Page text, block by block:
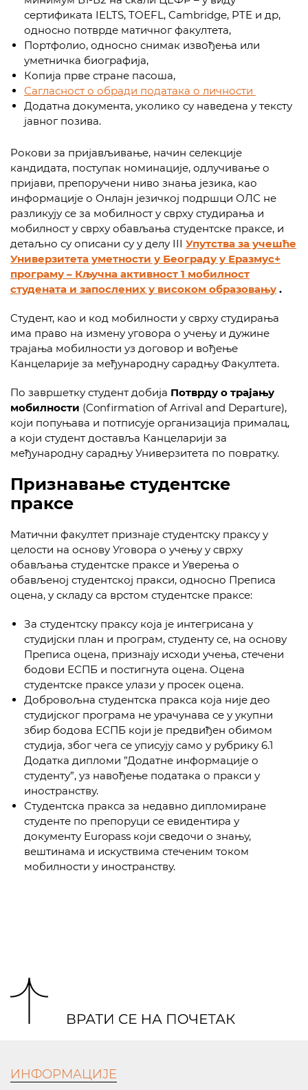
сертификата IELTS, TOEFL, Cambridge, PTE и др,
односно потврде матичног факултета,
Портфолио, односно снимак извођења или
уметничка биографија,
Копија прве стране пасоша,
Сагласност о обради података о личности
Додатна документа, уколико су наведена у тексту
јавног позива.
Рокови за пријављивање, начин селекције
кандидата, поступак номинације, одлучивање о
пријави, препоручени ниво знања језика, као
информације о Онлајн језичкој подршци ОЛС не
разликују се за мобилност у сврху студирања и
мобилност у сврху обављања студентске праксе, и
детаљно су описани су у делу III Упутства за учешће
Универзитета уметности у Београду у Еразмус+
програму – Кључна активност 1 мобилност
студената и запослених у високом образовању .
Студент, као и код мобилности у сврху студирања
има право на измену уговора о учењу и дужине
трајања мобилности уз договор и вођење
Канцеларије за међународну сарадњу Факултета.
По завршетку студент добија Потврду о трајању
мобилности (Confirmation of Arrival and Departure),
који попуњава и потписује организација прималац,
а који студент доставља Канцеларији за
међународну сарадњу Универзитета по повратку.
Признавање студентске
праксе
Матични факултет признаје студентску праксу у
целости на основу Уговора о учењу у сврху
обављања студентске праксе и Уверења о
обављеној студентској пракси, односно Преписа
оцена, у складу са врстом студентске праксе:
За студентску праксу која је интегрисана у
студијски план и програм, студенту се, на основу
Преписа оцена, признају исходи учења, стечени
бодови ЕСПБ и постигнута оцена. Оцена
студентске праксе улази у просек оцена.
Добровољна студентска пракса која није део
студијског програма не урачунава се у укупни
збир бодова ЕСПБ који је предвиђен обимом
студија, због чега се уписују само у рубрику 6.1
Додатка дипломи ”Додатне информације о
студенту”, уз навођење података о пракси у
иностранству.
Студентска пракса за недавно дипломиране
студенте по препоруци се евидентира у
документу Europass који сведочи о знању,
вештинама и искуствима стеченим током
мобилности у иностранству.
ИНФОРМАЦИЈЕ